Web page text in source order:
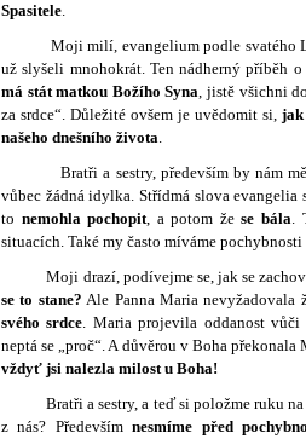
Spasitele.
Moji milí, evangelium podle svatého
už slyšeli mnohokrát. Ten nádherný příběh
má stát matkou Božího Syna, jistě všichni
za srdce“. Důležité ovšem je uvědomit si, jak
našeho dnešního života.
Bratři a sestry, především by nám
vůbec žádná idylka. Střídmá slova
to nemohla pochopit, a po­tom žese bála.
situacích. Také my často míváme
Moji drazí, podívejme se, jak se
se to stane? Ale Panna Maria nevyžadovala
svého srdce. Maria projevila oddanost vůči
neptá se „proč“. A důvěrou v Boha
vždyť jsi nalezla milost u Boha!
Bratři a sestry, a teď si položme ruku na
z nás? Předevšímnesmíme před